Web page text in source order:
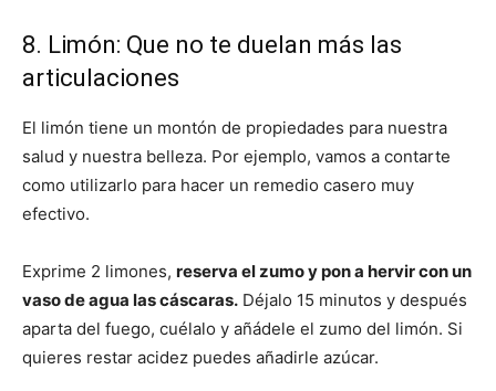
8. Limón: Que no te duelan más las
articulaciones
El limón tiene un montón de propiedades para nuestra
salud y nuestra belleza. Por ejemplo, vamos a contarte
como utilizarlo para hacer un remedio casero muy
efectivo.
Exprime 2 limones, reserva el zumo y pon a hervir con un
vaso de agua las cáscaras. Déjalo 15 minutos y después
aparta del fuego, cuélalo y añádele el zumo del limón. Si
quieres restar acidez puedes añadirle azúcar.